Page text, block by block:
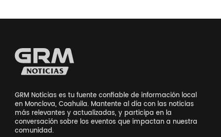
GRM Noticias es tu fuente confiable de información local
en Monclova, Coahuila. Mantente al día con las noticias
más relevantes y actualizadas, y participa en la
conversación sobre los eventos que impactan a nuestra
comunidad.